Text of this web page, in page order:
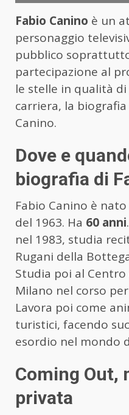
Fabio Canino è un
personaggio
pubblico
partecipazione al
le stelle in qualità
carriera, la
Canino.
Dove e
biografia di
Fabio Canino è nato
del 1963. Ha 60 anni
nel 1983, studia
Rugani della
Studia poi al
Milano nel corso
Lavora poi come
turistici, facendo
esordio nel mondo
Coming Out,
privata